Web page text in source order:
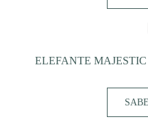
ELEFANTE